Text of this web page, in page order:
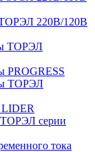
220В/120В
ТОРЭЛ
PROGRESS
ТОРЭЛ
LIDER
ТОРЭЛ серии
тока